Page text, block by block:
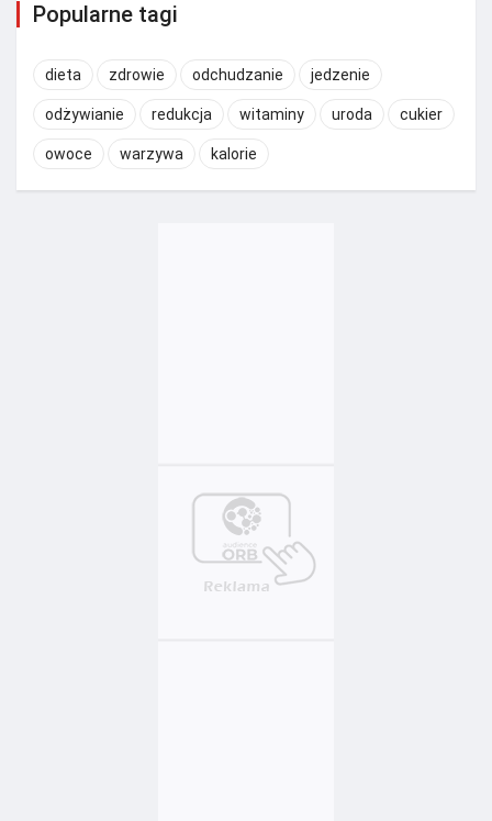
Popularne tagi
dieta zdrowie odchudzanie jedzenie
odżywianie redukcja witaminy uroda cukier
owoce warzywa kalorie